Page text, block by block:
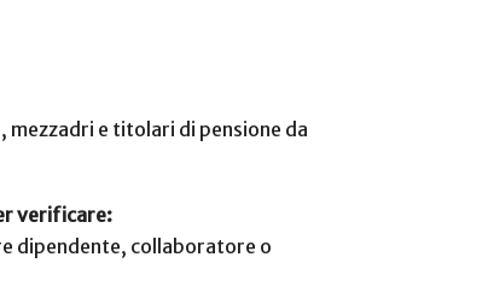
mezzadri e titolari di pensione da
verificare:
dipendente, collaboratore o